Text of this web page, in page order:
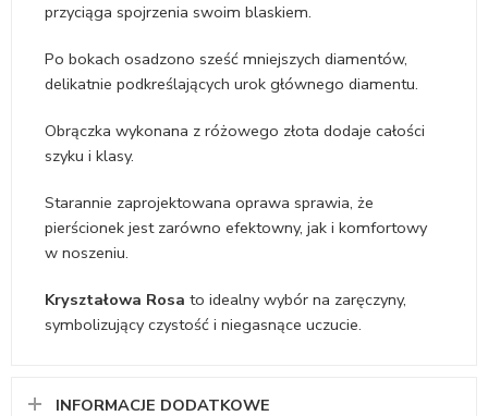
przyciąga spojrzenia swoim blaskiem.
Po bokach osadzono sześć mniejszych diamentów,
delikatnie podkreślających urok głównego diamentu.
Obrączka wykonana z różowego złota dodaje całości
szyku i klasy.
Starannie zaprojektowana oprawa sprawia, że
pierścionek jest zarówno efektowny, jak i komfortowy
w noszeniu.
Kryształowa Rosa to idealny wybór na zaręczyny,
symbolizujący czystość i niegasnące uczucie.
INFORMACJE DODATKOWE